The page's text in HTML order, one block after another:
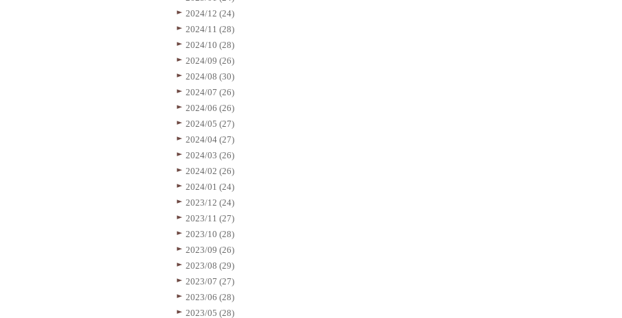
2024/12 (24)
2024/11 (28)
2024/10 (28)
2024/09 (26)
2024/08 (30)
2024/07 (26)
2024/06 (26)
2024/05 (27)
2024/04 (27)
2024/03 (26)
2024/02 (26)
2024/01 (24)
2023/12 (24)
2023/11 (27)
2023/10 (28)
2023/09 (26)
2023/08 (29)
2023/07 (27)
2023/06 (28)
2023/05 (28)